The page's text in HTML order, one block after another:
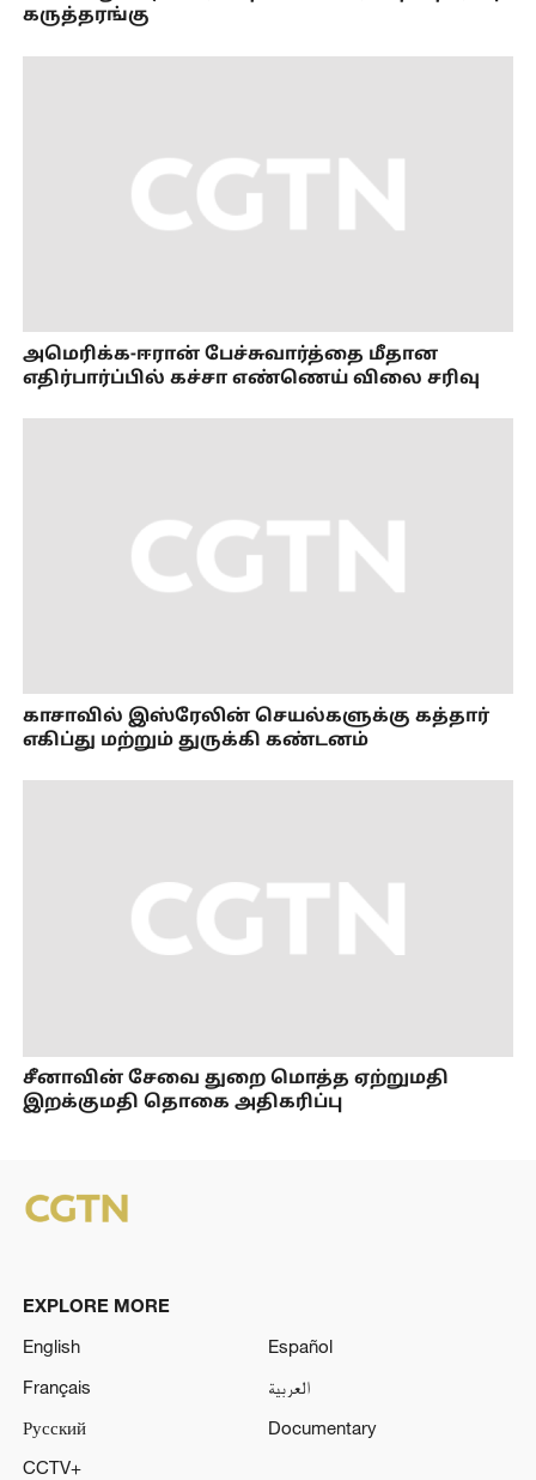
கருத்தரங்கு
அமெரிக்க-ஈரான் பேச்சுவார்த்தை மீதான
எதிர்பார்ப்பில் கச்சா எண்ணெய் விலை சரிவு
காசாவில் இஸ்ரேலின் செயல்களுக்கு கத்தார்
எகிப்து மற்றும் துருக்கி கண்டனம்
சீனாவின் சேவை துறை மொத்த ஏற்றுமதி
இறக்குமதி தொகை அதிகரிப்பு
EXPLORE MORE
English
Español
Français
العربية
Русский
Documentary
CCTV+